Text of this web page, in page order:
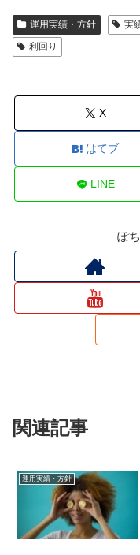
運用実績・方針 実
利回り
X
はてブ
LINE
ぽ
関連記事
運用実績・方針